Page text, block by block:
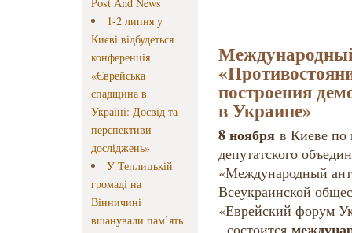
1-2 липня у
Києві відбудеться
конференція
«Єврейська
спадщина в
Україні: Досвід та
перспективи
досліджень»
У Теплицькій
громаді на
Вінничині
вшанували пам’ять
построения
в Украине»
8 ноябряв Киеве по
депутатского
«Международный
Всеукраинской
«Еврейский форум
состоится